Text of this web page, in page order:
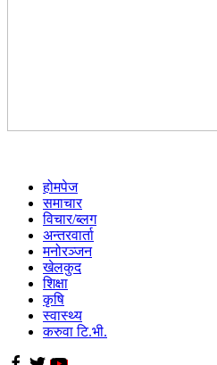
होमपेज
समाचार
विचार/ब्लग
अन्तरवार्ता
मनोरञ्जन
खेलकुद
शिक्षा
कृषि
स्वास्थ्य
करुवा टि.भी.